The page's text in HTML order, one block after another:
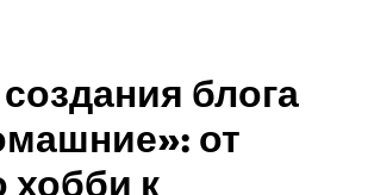
блога
от
хобби к